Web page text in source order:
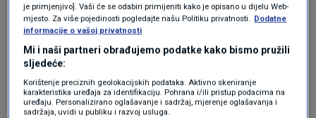
"Čovjek koji najviše napreduje u karijeri u
vrijeme Bleiburga i progona Stepinca je Franjo
Tuđman. I Janko Bobetko. Ako je taj režim
zaista bio antihrvatski, kako su u njemu onda u
glavnim polugama represije, u JNA, bili veliki
je primjenjivo]. Vaši će se odabiri primijeniti kako je opisano u dijelu Web-
mjesto. Za više pojedinosti pogledajte našu Politiku privatnosti.
Dodatne
informacije o vašoj privatnosti
Mi i naši partneri obrađujemo podatke kako bismo pružili
sljedeće:
Korištenje preciznih geolokacijskih podataka. Aktivno skeniranje
karakteristika uređaja za identifikaciju. Pohrana i/ili pristup podacima na
uređaju. Personalizirano oglašavanje i sadržaj, mjerenje oglašavanja i
sadržaja, uvidi u publiku i razvoj usluga.